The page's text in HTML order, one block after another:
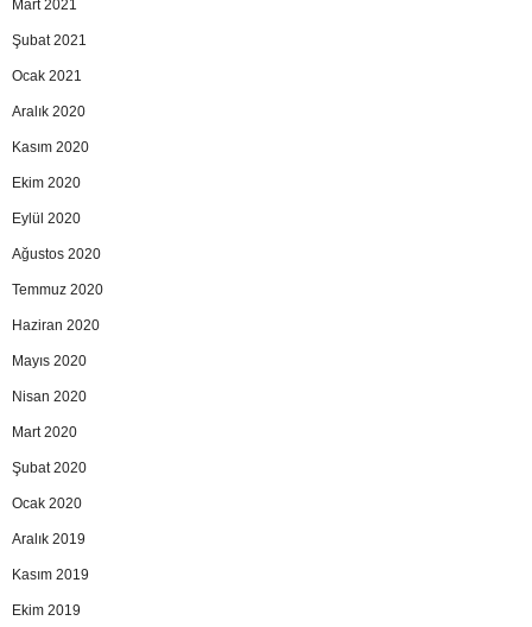
Mart 2021
Şubat 2021
Ocak 2021
Aralık 2020
Kasım 2020
Ekim 2020
Eylül 2020
Ağustos 2020
Temmuz 2020
Haziran 2020
Mayıs 2020
Nisan 2020
Mart 2020
Şubat 2020
Ocak 2020
Aralık 2019
Kasım 2019
Ekim 2019